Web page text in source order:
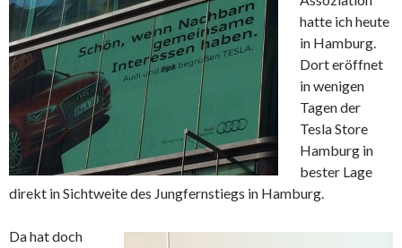
hatte ich heute
in Hamburg.
Dort eröffnet
in wenigen
Tagen der
Tesla Store
Hamburg in
bester Lage
direkt in Sichtweite des Jungfernstiegs in Hamburg.
Da hat doch